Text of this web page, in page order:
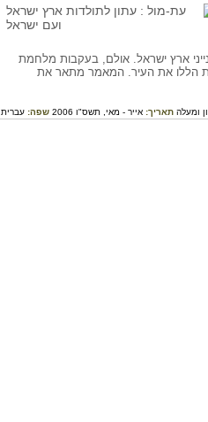
ארץ ישראל. אולם, בעקבות מלחמת
הללו את העיר. המאמר מתאר את
ומעלה תאריך: אייר - מאי, תשס"ו 2006 שפה: עברית